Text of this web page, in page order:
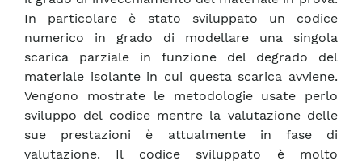
In particolare è stato sviluppato un codice
numerico in grado di modellare una singola
scarica parziale in funzione del degrado del
materiale isolante in cui questa scarica avviene.
Vengono mostrate le metodologie usate perlo
sviluppo del codice mentre la valutazione delle
sue prestazioni è attualmente in fase di
valutazione. Il codice sviluppato è molto